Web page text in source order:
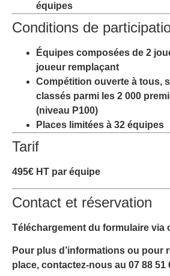
équipes
Conditions de
Équipes composées de 2
joueur remplaçant
Compétition ouverte à tous,
classés parmi les 2 000
(niveau P100)
Places limitées à 32 équipes
Tarif
495€ HT par équipe
Contact et réservation
Téléchargement du formulaire via
Pour plus d’informations ou pour
place, contactez-nous au 07 88 51